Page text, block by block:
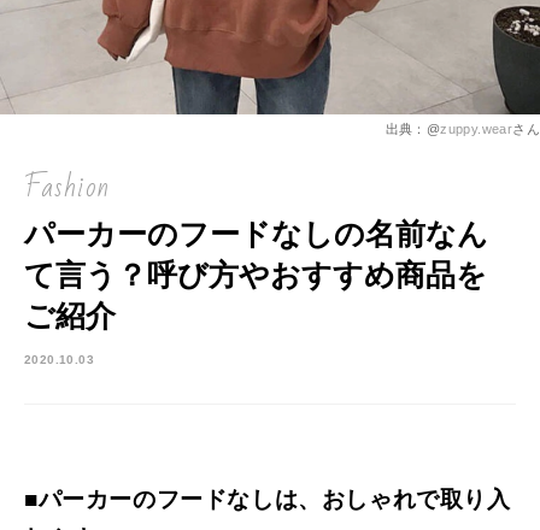
出典：@zuppy.wearさん
Fashion
パーカーのフードなしの名前なん
て言う？呼び方やおすすめ商品を
ご紹介
2020.10.03
■パーカーのフードなしは、おしゃれで取り入